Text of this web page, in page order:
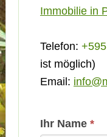
Immobilie in
Telefon:
ist möglich)
Email:
Kontakt
Ihr Name *